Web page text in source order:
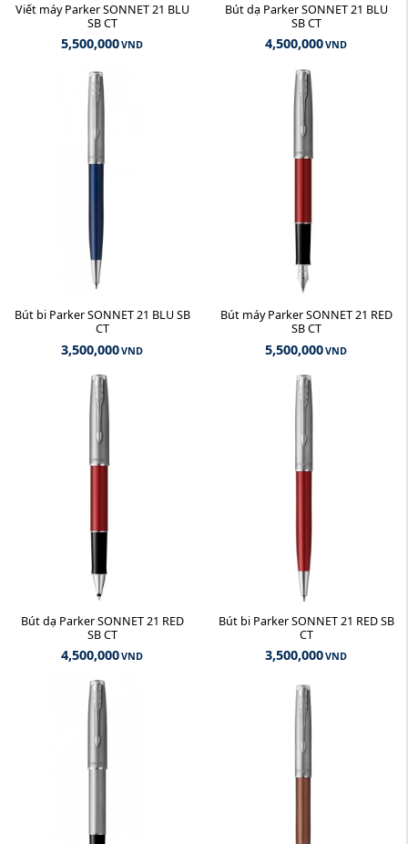
Viết máy Parker SONNET 21 BLU
SB CT
5,500,000VND
Bút dạ Parker SONNET 21 BLU
SB CT
4,500,000VND
Bút bi Parker SONNET 21 BLU SB
CT
3,500,000VND
Bút máy Parker SONNET 21 RED
SB CT
5,500,000VND
Bút dạ Parker SONNET 21 RED
SB CT
4,500,000VND
Bút bi Parker SONNET 21 RED SB
CT
3,500,000VND